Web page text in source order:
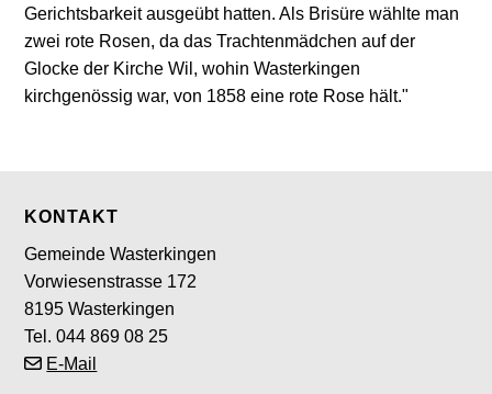
Gerichtsbarkeit ausgeübt hatten. Als Brisüre wählte man
zwei rote Rosen, da das Trachtenmädchen auf der
Glocke der Kirche Wil, wohin Wasterkingen
kirchgenössig war, von 1858 eine rote Rose hält."
Footer
KONTAKT
Gemeinde Wasterkingen
Vorwiesenstrasse 172
8195 Wasterkingen
Tel. 044 869 08 25
E-Mail